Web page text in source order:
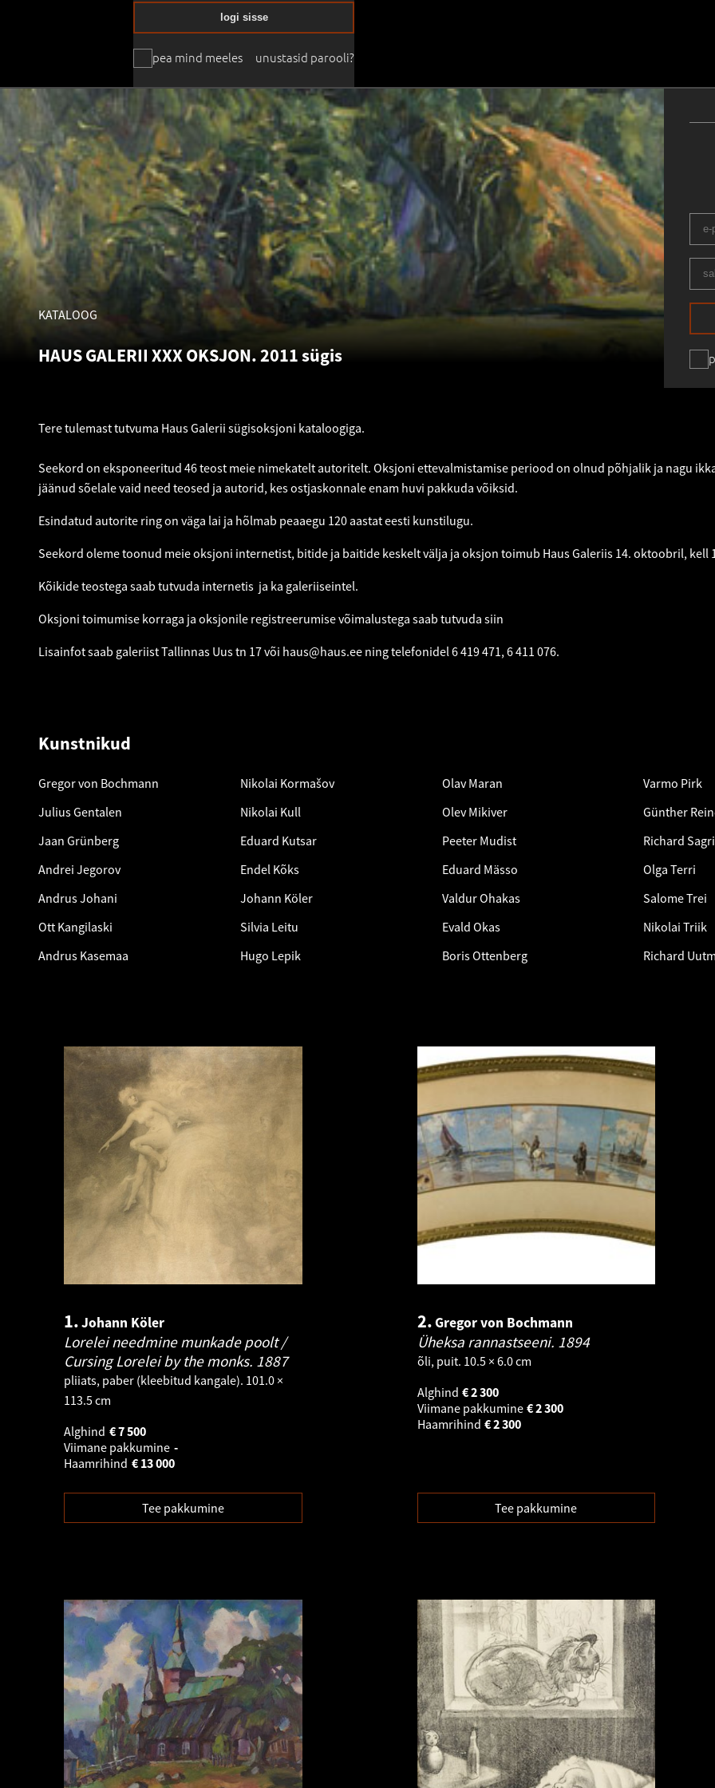
pea mind meeles
logi sisse
unustasid parooli?
KATALOOG
HAUS GALERII XXX OKSJON. 2011 sügis
Tere tulemast tutvuma Haus Galerii sügisoksjoni kataloogiga.
Seekord on eksponeeritud 46 teost meie nimekatelt autoritelt. Oksjoni ettevalmistamise periood on olnud põhjalik ja nagu
jäänud sõelale vaid need teosed ja autorid, kes ostjaskonnale enam huvi pakkuda võiksid.
Esindatud autorite ring on väga lai ja hõlmab peaaegu 120 aastat eesti kunstilugu.
Seekord oleme toonud meie oksjoni internetist, bitide ja baitide keskelt välja ja oksjon toimub Haus Galeriis 14. oktoobril, kell
Kõikide teostega saab tutvuda internetis ja ka galeriiseintel.
Oksjoni toimumise korraga ja oksjonile registreerumise võimalustega saab tutvuda siin
Lisainfot saab galeriist Tallinnas Uus tn 17 või haus@haus.ee ning telefonidel 6 419 471, 6 411 076.
Kunstnikud
Gregor von Bochmann
Julius Gentalen
Jaan Grünberg
Andrei Jegorov
Andrus Johani
Ott Kangilaski
Andrus Kasemaa
Nikolai Kormašov
Nikolai Kull
Eduard Kutsar
Endel Kõks
Johann Köler
Silvia Leitu
Hugo Lepik
Olav Maran
Olev Mikiver
Peeter Mudist
Eduard Mässo
Valdur Ohakas
Evald Okas
Boris Ottenberg
Varmo Pirk
Günther
Richard
Olga Terri
Salome Trei
Nikolai Triik
Richard
1.Johann Köler
Lorelei needmine munkade poolt /
Cursing Lorelei by the monks. 1887
pliiats, paber (kleebitud kangale). 101.0 ×
113.5 cm
Alghind
7 500
€
Viimane pakkumine -
Haamrihind
13 000
€
Tee pakkumine
2.Gregor von Bochmann
Üheksa rannastseeni. 1894
õli, puit. 10.5 × 6.0 cm
Alghind
2 300
€
Viimane pakkumine
2 300
€
Haamrihind
2 300
€
Tee pakkumine